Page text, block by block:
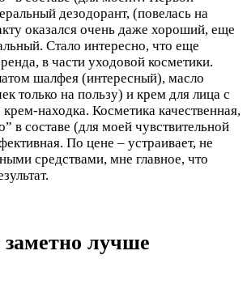
дезодорант, (повелась на
оказался очень даже хороший, еще
Стало интересно, что еще
в части уходовой косметики.
шалфея (интересный), масло
только на пользу) и крем для лица с
находка. Косметика качественная,
в составе (для моей чувствительной
По цене – устраивает, не
средствами, мне главное, что
лучше